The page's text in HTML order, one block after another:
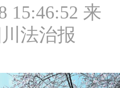
15:46:52 来
法治报